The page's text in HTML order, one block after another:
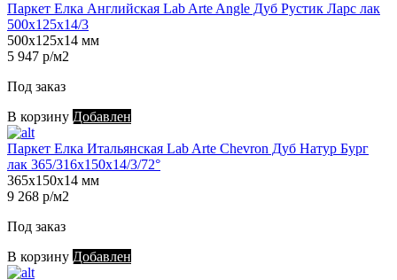
Паркет Елка Английская Lab Arte Angle Дуб Рустик Ларс лак
500х125х14/3
500х125х14 мм
5 947 р/м2
Под заказ
В корзину Добавлен
Паркет Елка Итальянская Lab Arte Chevron Дуб Натур Бург
лак 365/316х150х14/3/72°
365х150х14 мм
9 268 р/м2
Под заказ
В корзину Добавлен